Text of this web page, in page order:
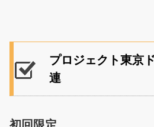
プロジェクト東京
連